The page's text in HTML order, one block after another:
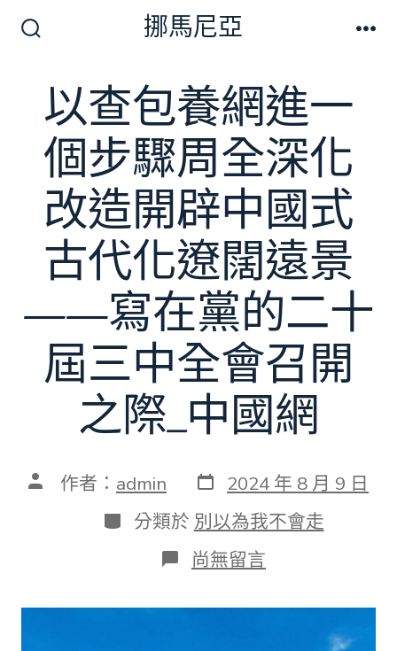
開
挪馬尼亞
以查包養網進一
個步驟周全深化
改造開辟中國式
古代化遼闊遠景
——寫在黨的二十
屆三中全會召開
之際_中國網
文 作者： admin 發
表
日
期
2024 年 8 月 9 日
分
類
分類於 別以為我不會走
在
〈以
包
尚無留言